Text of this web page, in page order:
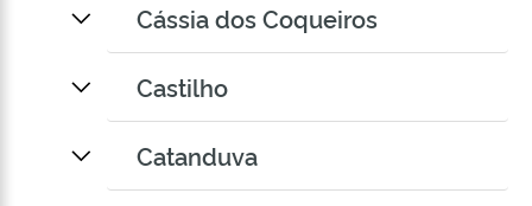
Cássia dos Coqueiros
Castilho
Catanduva